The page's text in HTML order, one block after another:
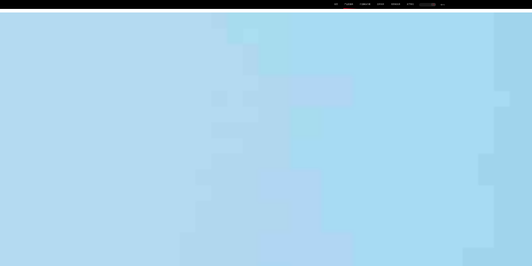
首页 产品及服务 行业解决方案 合作伙伴 投资者关系 关于我们 中EN